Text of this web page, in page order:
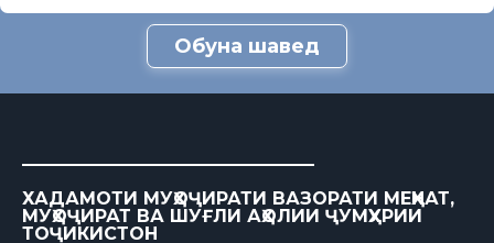
Обуна шавед
ХАДАМОТИ МУҲОҶИРАТИ ВАЗОРАТИ МЕҲНАТ,
МУҲОҶИРАТ ВА ШУҒЛИ АҲОЛИИ ҶУМҲУРИИ
ТОҶИКИСТОН